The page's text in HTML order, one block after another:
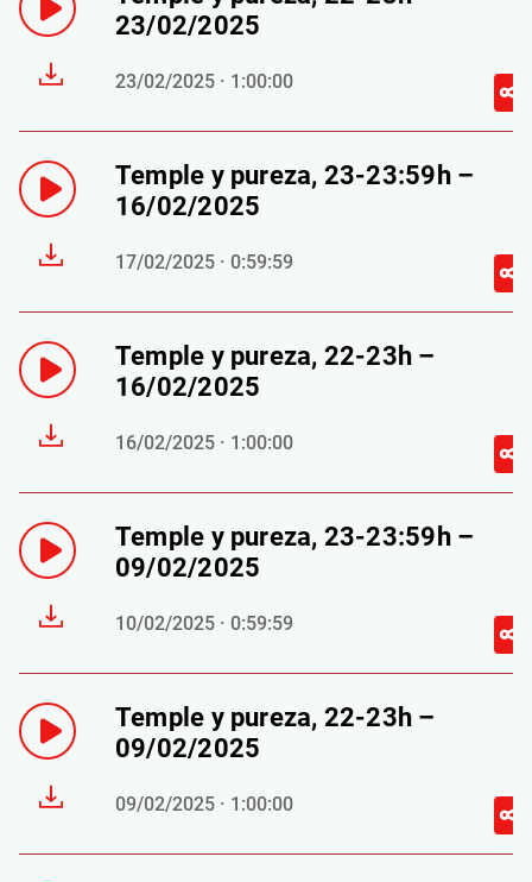
23/02/2025
23/02/2025 · 1:00:00
Temple y pureza, 23-23:59h –
16/02/2025
17/02/2025 · 0:59:59
Temple y pureza, 22-23h –
16/02/2025
16/02/2025 · 1:00:00
Temple y pureza, 23-23:59h –
09/02/2025
10/02/2025 · 0:59:59
Temple y pureza, 22-23h –
09/02/2025
09/02/2025 · 1:00:00